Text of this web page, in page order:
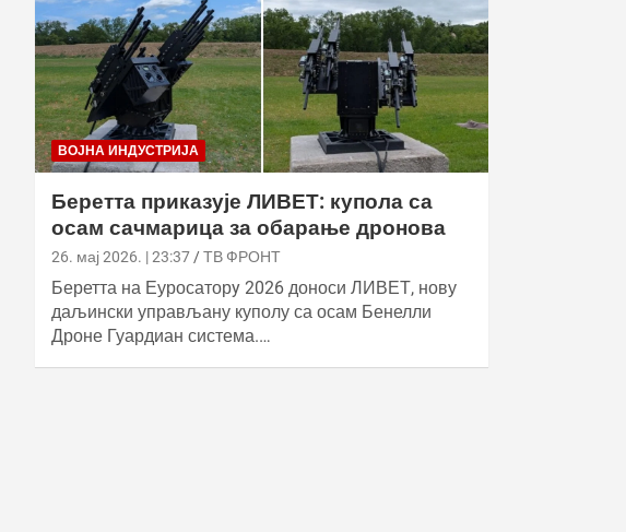
ВОЈНА ИНДУСТРИЈА
Беретта приказује ЛИВЕТ: купола са
осам сачмарица за обарање дронова
26. мај 2026. | 23:37 ТВ ФРОНТ
Беретта на Еуросаторy 2026 доноси ЛИВЕТ, нову
даљински управљану куполу са осам Бенелли
Дроне Гуардиан система.…